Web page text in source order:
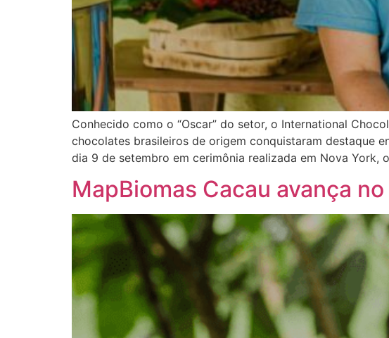
Conhecido como o “Oscar” do setor, o International
chocolates brasileiros de origem conquistaram destaque
dia 9 de setembro em cerimônia realizada em Nova York,
MapBiomas Cacau avança